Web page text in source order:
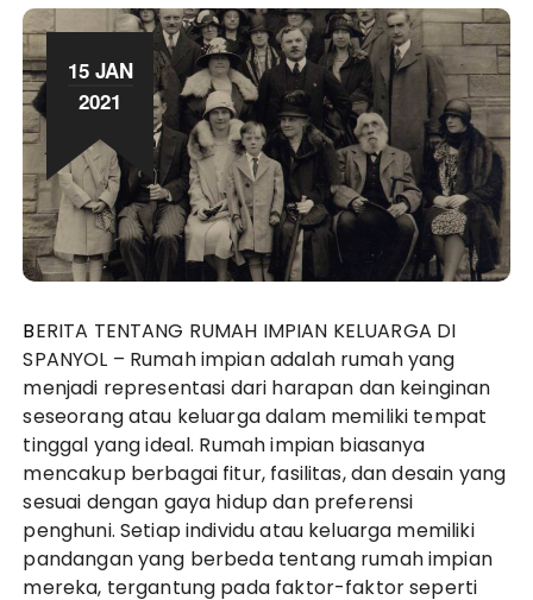
15 JAN
2021
BERITA TENTANG RUMAH IMPIAN KELUARGA DI
SPANYOL – Rumah impian adalah rumah yang
menjadi representasi dari harapan dan keinginan
seseorang atau keluarga dalam memiliki tempat
tinggal yang ideal. Rumah impian biasanya
mencakup berbagai fitur, fasilitas, dan desain yang
sesuai dengan gaya hidup dan preferensi
penghuni. Setiap individu atau keluarga memiliki
pandangan yang berbeda tentang rumah impian
mereka, tergantung pada faktor-faktor seperti